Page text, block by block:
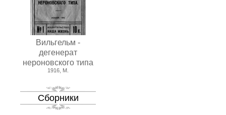
Вильгельм -
дегенерат
нероновского типа
1916, М.
Сборники